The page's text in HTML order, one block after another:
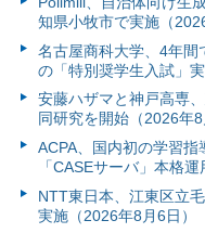
知県小牧市で実施（
名古屋商科大学、4年間
の「特別奨学生入試」
安藤ハザマと神戸高専
同研究を開始（2026年8
ACPA、国内初の学習
「CASEサーバ」本格
NTT東日本、江東区立
実施（2026年8月6日）